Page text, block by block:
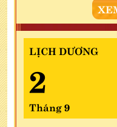
LỊCH DƯƠNG
2
Tháng 9